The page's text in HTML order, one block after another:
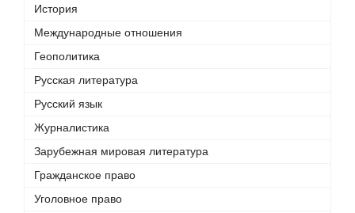
История
Международные отношения
Геополитика
Русская литература
Русский язык
Журналистика
Зарубежная мировая литература
Гражданское право
Уголовное право